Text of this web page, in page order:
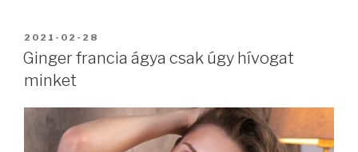
BEKÜLDVE:
2021-02-28
Ginger francia ágya csak úgy hívogat
minket